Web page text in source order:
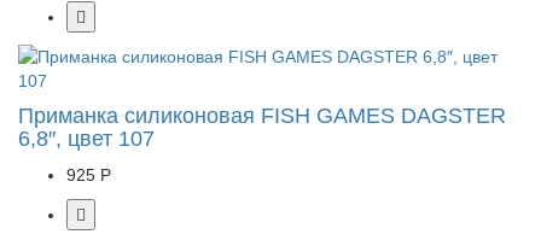
Приманка силиконовая FISH GAMES DAGSTER
6,8″, цвет 107
925 Р